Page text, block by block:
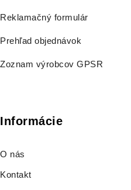
Reklamačný formulár
Prehľad objednávok
Zoznam výrobcov GPSR
Informácie
O nás
Kontakt